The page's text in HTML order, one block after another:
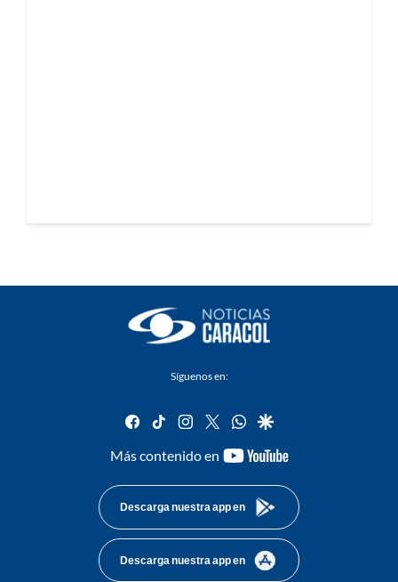
Síguenos en:
facebook
tiktok instagram
twitterwhatsapp
google
Más contenido en
youtube-
Descarga nuestra app en
Descarga nuestra app en